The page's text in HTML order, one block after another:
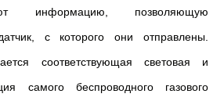
информацию, позволяющую
с которого они отправлены.
соответствующая световая и
самого беспроводного газового